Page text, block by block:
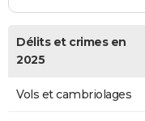
Délits et crimes en
2025
Vols et cambriolages